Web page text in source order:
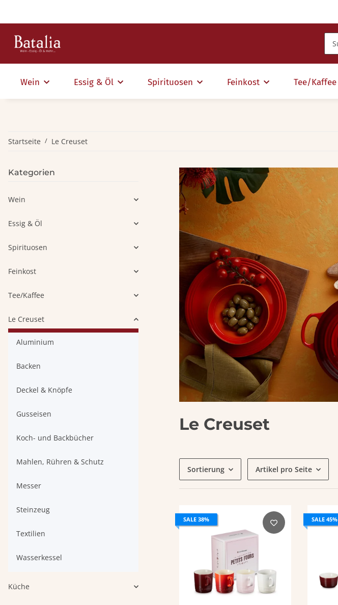
Wein Essig & Öl Spirituosen Feinkost Tee/Kaffee
Startseite Le Creuset
Le Creuset
Sortierung Artikel pro Seite
SALE 38% SALE 45%
Kategorien
Wein
Essig & Öl
Spirituosen
Feinkost
Tee/Kaffee
Le Creuset
Aluminium
Backen
Deckel & Knöpfe
Gusseisen
Koch- und Backbücher
Mahlen, Rühren & Schutz
Messer
Steinzeug
Textilien
Wasserkessel
Küche